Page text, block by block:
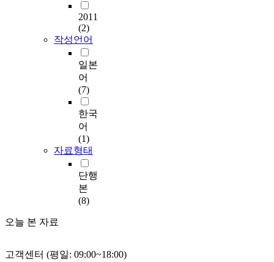
2011
(2)
작성언어
일본
어
(7)
한국
어
(1)
자료형태
단행
본
(8)
오늘 본 자료
고객센터 (평일: 09:00~18:00)